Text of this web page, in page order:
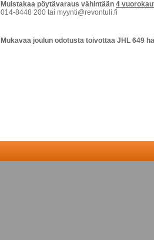
Muistakaa pöytävaraus vähintään 4
014-8448 200 tai myynti@revontuli.fi
Mukavaa joulun odotusta toivottaa JHL 649